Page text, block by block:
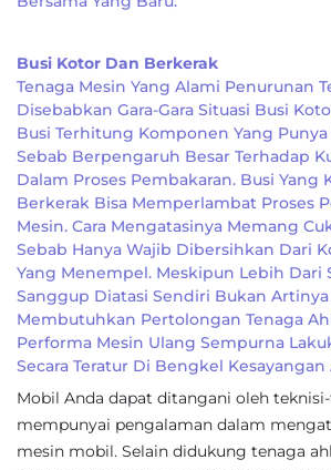
Busi Kotor Dan Berkerak
Tenaga Mesin Yang Alami Penurunan
Disebabkan Gara-Gara Situasi Busi
Busi Terhitung Komponen Yang
Sebab Berpengaruh Besar Terhadap
Dalam Proses Pembakaran. Busi Yang
Berkerak Bisa Memperlambat Proses
Mesin. Cara Mengatasinya Memang
Sebab Hanya Wajib Dibersihkan Dari
Yang Menempel. Meskipun Lebih Dari
Sanggup Diatasi Sendiri Bukan
Membutuhkan Pertolongan Tenaga
Performa Mesin Ulang Sempurna
Secara Teratur Di Bengkel Kesayangan
Mobil Anda dapat ditangani oleh
mempunyai pengalaman dalam
mesin mobil. Selain didukung tenaga